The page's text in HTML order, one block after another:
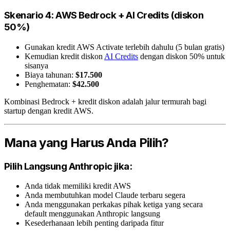
Skenario 4: AWS Bedrock + AI Credits (diskon
50%)
Gunakan kredit AWS Activate terlebih dahulu (5 bulan gratis)
Kemudian kredit diskon AI Credits dengan diskon 50% untuk
sisanya
Biaya tahunan: $17.500
Penghematan: $42.500
Kombinasi Bedrock + kredit diskon adalah jalur termurah bagi
startup dengan kredit AWS.
Mana yang Harus Anda Pilih?
Pilih Langsung Anthropic jika:
Anda tidak memiliki kredit AWS
Anda membutuhkan model Claude terbaru segera
Anda menggunakan perkakas pihak ketiga yang secara
default menggunakan Anthropic langsung
Kesederhanaan lebih penting daripada fitur